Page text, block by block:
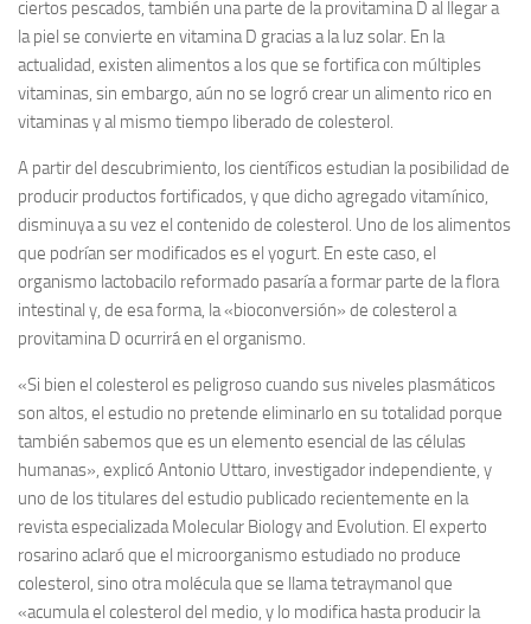
ciertos pescados, también una parte de la provitamina D al llegar a
la piel se convierte en vitamina D gracias a la luz solar. En la
actualidad, existen alimentos a los que se fortifica con múltiples
vitaminas, sin embargo, aún no se logró crear un alimento rico en
vitaminas y al mismo tiempo liberado de colesterol.
A partir del descubrimiento, los científicos estudian la posibilidad de
producir productos fortificados, y que dicho agregado vitamínico,
disminuya a su vez el contenido de colesterol. Uno de los alimentos
que podrían ser modificados es el yogurt. En este caso, el
organismo lactobacilo reformado pasaría a formar parte de la flora
intestinal y, de esa forma, la «bioconversión» de colesterol a
provitamina D ocurrirá en el organismo.
«Si bien el colesterol es peligroso cuando sus niveles plasmáticos
son altos, el estudio no pretende eliminarlo en su totalidad porque
también sabemos que es un elemento esencial de las células
humanas», explicó Antonio Uttaro, investigador independiente, y
uno de los titulares del estudio publicado recientemente en la
revista especializada Molecular Biology and Evolution. El experto
rosarino aclaró que el microorganismo estudiado no produce
colesterol, sino otra molécula que se llama tetraymanol que
«acumula el colesterol del medio, y lo modifica hasta producir la